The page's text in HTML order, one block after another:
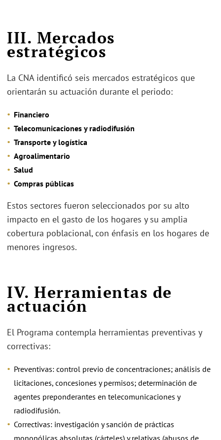
III. Mercados
estratégicos
La CNA identificó seis mercados estratégicos que
orientarán su actuación durante el periodo:
Financiero
Telecomunicaciones y radiodifusión
Transporte y logística
Agroalimentario
Salud
Compras públicas
Estos sectores fueron seleccionados por su alto
impacto en el gasto de los hogares y su amplia
cobertura poblacional, con énfasis en los hogares de
menores ingresos.
IV. Herramientas de
actuación
El Programa contempla herramientas preventivas y
correctivas:
Preventivas: control previo de concentraciones; análisis de
licitaciones, concesiones y permisos; determinación de
agentes preponderantes en telecomunicaciones y
radiodifusión.
Correctivas: investigación y sanción de prácticas
monopólicas absolutas (cárteles) y relativas (abusos de